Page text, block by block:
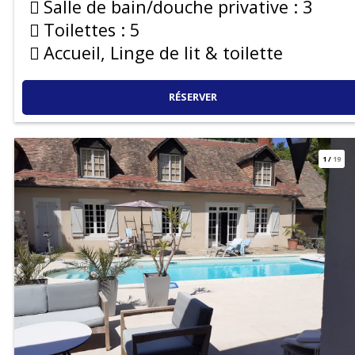
Salle de bain/douche privative : 3
Toilettes : 5
Accueil, Linge de lit & toilette
RÉSERVER
1/ 19